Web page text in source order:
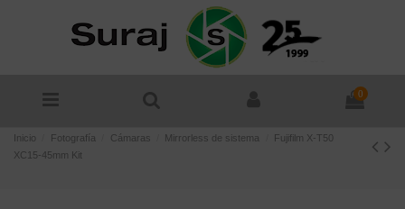
0
Inicio Fotografía Cámaras Mirrorless de sistema
Fujifilm X-T50
XC15-45mm Kit